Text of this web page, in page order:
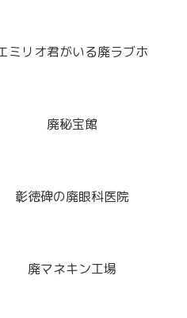
ミリオ君がいる廃ラブホ
廃秘宝館
彰徳碑の廃眼科医院
廃マネキン工場